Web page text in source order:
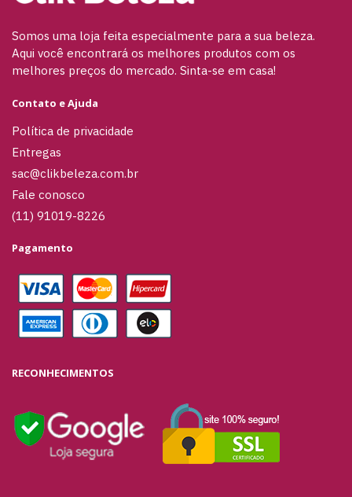
Somos uma loja feita especialmente para a sua beleza.
Aqui você encontrará os melhores produtos com os
melhores preços do mercado. Sinta-se em casa!
Contato e Ajuda
Política de privacidade
Entregas
sac@clikbeleza.com.br
Fale conosco
(11) 91019-8226
Pagamento
RECONHECIMENTOS